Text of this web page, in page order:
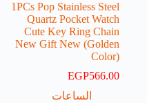
1PCs Pop Stainless Steel
Quartz Pocket Watch
Cute Key Ring Chain
New Gift New (Golden
Color)
EGP566.00
الساعات